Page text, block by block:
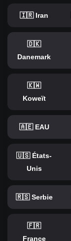
🇮🇷 Iran
🇩🇰
Danemark
🇰🇼
Koweït
🇦🇪 EAU
🇺🇸 États-
Unis
🇷🇸 Serbie
🇫🇷
France